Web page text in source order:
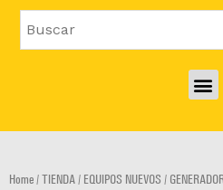
Home/TIENDA/ EQUIPOS NUEVOS /